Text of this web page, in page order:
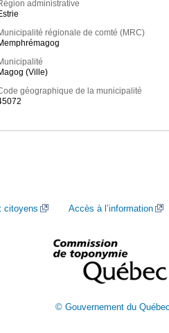
administrative
régionale de comté (MRC)
(Ville)
géographique de la municipalité
citoyens Accès à l’information
© Gouvernement du